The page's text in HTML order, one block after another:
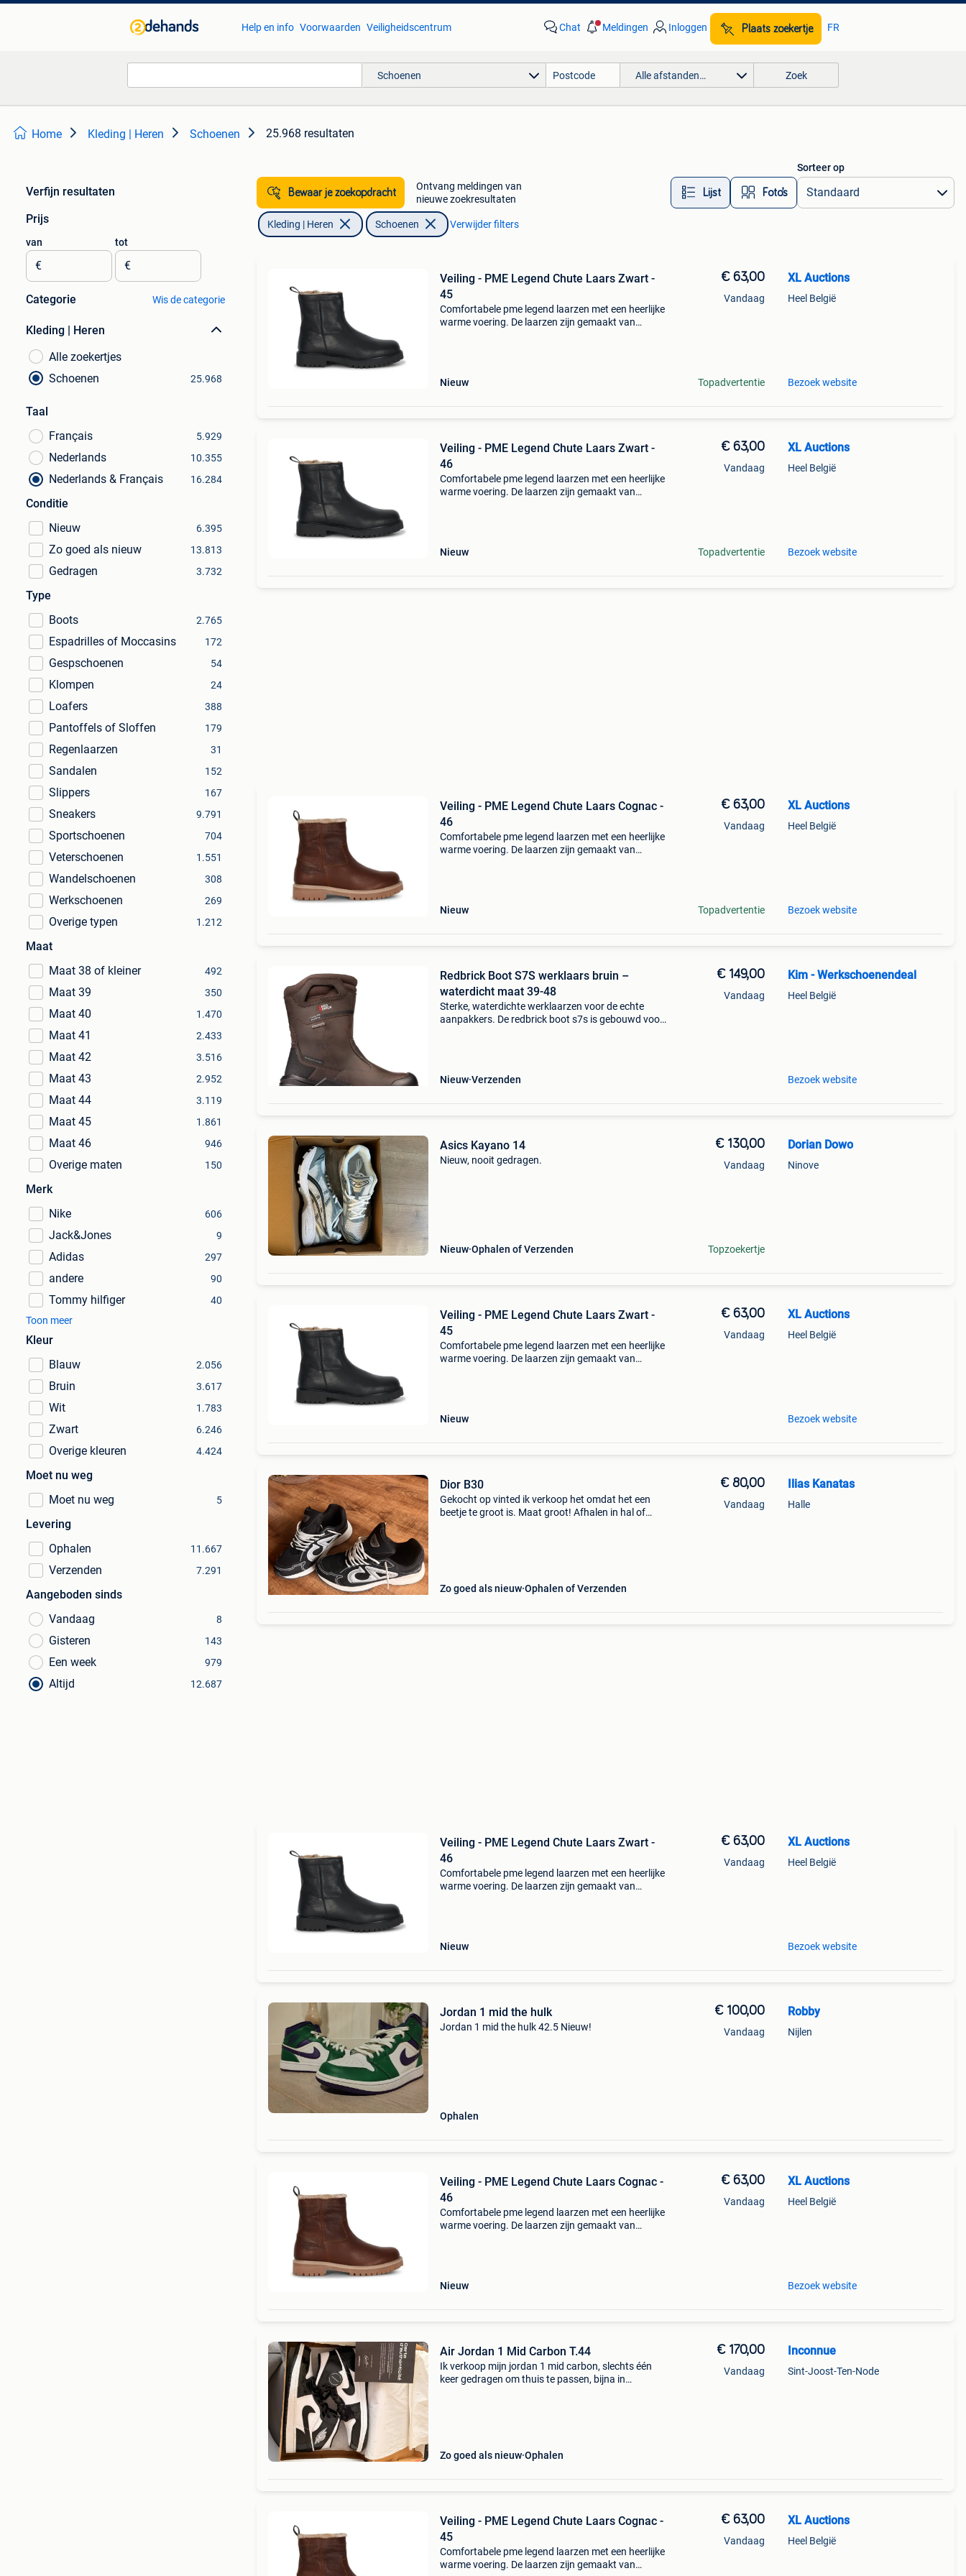
Help en info Voorwaarden Veiligheidscentrum Chat Meldingen Inloggen Plaats zoekertje FR
Schoenen Alle afstanden… Zoek
Home Kleding | Heren Schoenen 25.968 resultaten
Verfijn resultaten
Prijs
van
€
tot
€
Categorie Wis de categorie
Kleding | Heren
Alle zoekertjes
Schoenen
25.968
Taal
Français
5.929
Nederlands 10.355
Nederlands & Français 16.284
Conditie
Nieuw
6.395
Zo goed als nieuw 13.813
Gedragen 3.732
Type
Boots
2.765
Espadrilles of Moccasins 172
Gespschoenen 54
Klompen 24
Loafers 388
Pantoffels of Sloffen 179
Regenlaarzen 31
Sandalen 152
Slippers 167
Sneakers 9.791
Sportschoenen 704
Veterschoenen 1.551
Wandelschoenen 308
Werkschoenen 269
Overige typen 1.212
Maat
Maat 38 of kleiner
492
Maat 39 350
Maat 40 1.470
Maat 41 2.433
Maat 42 3.516
Maat 43 2.952
Maat 44 3.119
Maat 45 1.861
Maat 46 946
Overige maten 150
Merk
Nike
606
Jack&Jones 9
Adidas 297
andere 90
Tommy hilfiger
40
Toon meer
Kleur
Blauw
2.056
Bruin 3.617
Wit 1.783
Zwart 6.246
Overige kleuren 4.424
Moet nu weg
Moet nu weg
5
Levering
Ophalen
11.667
Verzenden 7.291
Aangeboden sinds
Vandaag
8
Gisteren 143
Een week 979
Altijd 12.687
Bewaar je zoekopdracht
Ontvang meldingen van
nieuwe zoekresultaten
Lijst Foto’s
Sorteer op
Kleding | Heren Schoenen Verwijder filters
Veiling - PME Legend Chute Laars Zwart -
45
Comfortabele pme legend laarzen met een heerlijke
warme voering. De laarzen zijn gemaakt van
Nieuw
€ 63,00
Vandaag
Topadvertentie
XL Auctions
Heel België
Bezoek website
Veiling - PME Legend Chute Laars Zwart -
46
Comfortabele pme legend laarzen met een heerlijke
warme voering. De laarzen zijn gemaakt van
Nieuw
€ 63,00
Vandaag
Topadvertentie
XL Auctions
Heel België
Bezoek website
Veiling - PME Legend Chute Laars Cognac -
46
Comfortabele pme legend laarzen met een heerlijke
warme voering. De laarzen zijn gemaakt van
Nieuw
€ 63,00
Vandaag
Topadvertentie
XL Auctions
Heel België
Bezoek website
Redbrick Boot S7S werklaars bruin –
waterdicht maat 39-48
Sterke, waterdichte werklaarzen voor de echte
aanpakkers. De redbrick boot s7s is gebouwd voor
Nieuw Verzenden
€ 149,00
Vandaag
Kim - Werkschoenendeal
Heel België
Bezoek website
Asics Kayano 14
Nieuw, nooit gedragen.
Nieuw Ophalen of Verzenden
€ 130,00
Vandaag
Topzoekertje
Dorian Dowo
Ninove
Veiling - PME Legend Chute Laars Zwart -
45
Comfortabele pme legend laarzen met een heerlijke
warme voering. De laarzen zijn gemaakt van
Nieuw
€ 63,00
Vandaag
XL Auctions
Heel België
Bezoek website
Dior B30
Gekocht op vinted ik verkoop het omdat het een
beetje te groot is. Maat groot! Afhalen in hal of
Zo goed als nieuw Ophalen of Verzenden
€ 80,00
Vandaag
Ilias Kanatas
Halle
Veiling - PME Legend Chute Laars Zwart -
46
Comfortabele pme legend laarzen met een heerlijke
warme voering. De laarzen zijn gemaakt van
Nieuw
€ 63,00
Vandaag
XL Auctions
Heel België
Bezoek website
Jordan 1 mid the hulk
Jordan 1 mid the hulk 42.5 Nieuw!
Ophalen
€ 100,00
Vandaag
Robby
Nijlen
Veiling - PME Legend Chute Laars Cognac -
46
Comfortabele pme legend laarzen met een heerlijke
warme voering. De laarzen zijn gemaakt van
Nieuw
€ 63,00
Vandaag
XL Auctions
Heel België
Bezoek website
Air Jordan 1 Mid Carbon T.44
Ik verkoop mijn jordan 1 mid carbon, slechts één
keer gedragen om thuis te passen, bijna in
Zo goed als nieuw Ophalen
€ 170,00
Vandaag
Inconnue
Sint-Joost-Ten-Node
Veiling - PME Legend Chute Laars Cognac -
45
Comfortabele pme legend laarzen met een heerlijke
warme voering. De laarzen zijn gemaakt van
€ 63,00
Vandaag
XL Auctions
Heel België